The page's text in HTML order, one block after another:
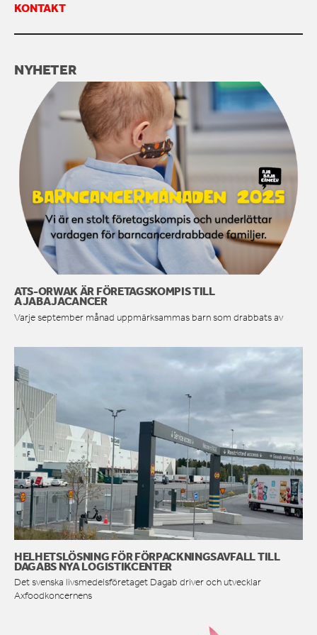
KONTAKT
NYHETER
ATS-ORWAK ÄR FÖRETAGSKOMPIS TILL
AJABAJACANCER
Varje september månad uppmärksammas barn som drabbats av
HELHETSLÖSNING FÖR FÖRPACKNINGSAVFALL TILL
DAGABS NYA LOGISTIKCENTER
Det svenska livsmedelsföretaget Dagab driver och utvecklar
Axfoodkoncernens